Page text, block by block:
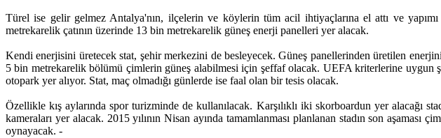
Türel ise gelir gelmez Antalya'nın, ilçelerin ve köylerin tüm acil ihtiyaçlarına el attı ve
metrekarelik çatının üzerinde 13 bin metrekarelik güneş enerji panelleri yer alacak.
Kendi enerjisini üretecek stat, şehir merkezini de besleyecek. Güneş panellerinden üretilen
5 bin metrekarelik bölümü çimlerin güneş alabilmesi için şeffaf olacak. UEFA kriterlerine uygun
otopark yer alıyor. Stat, maç olmadığı günlerde ise faal olan bir tesis olacak.
Özellikle kış aylarında spor turizminde de kullanılacak. Karşılıklı iki skorboardun yer alacağı
kameraları yer alacak. 2015 yılının Nisan ayında tamamlanması planlanan stadın son
oynayacak. -